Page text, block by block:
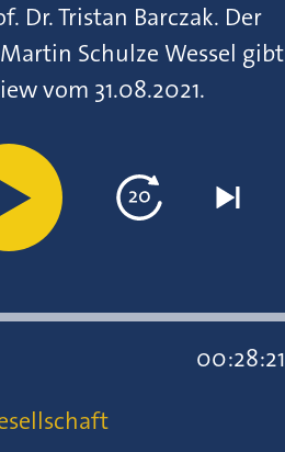
Dr. Tristan Barczak. Der
Schulze Wessel gibt
vom 31.08.2021.
00:28:21